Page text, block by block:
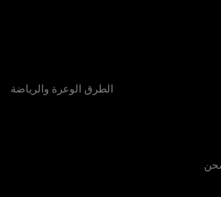
الطرق الوعرة والرياضة